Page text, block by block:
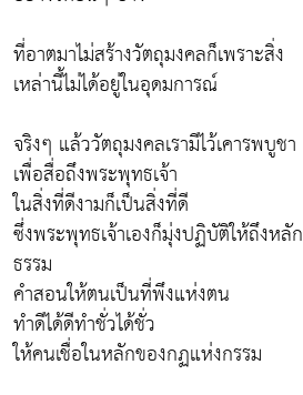
ที่อาตมาไม่สร้างวัตถุมงคลก็เพราะสิ่ง
เหล่านี้ไม่ได้อยู่ในอุดมการณ์
จริงๆ แล้ววัตถุมงคลเรามีไว้เคารพบูชา
เพื่อสื่อถึงพระพุทธเจ้า
ในสิ่งที่ดีงามก็เป็นสิ่งที่ดี
ซึ่งพระพุทธเจ้าเองก็มุ่งปฏิบัติให้ถึงหลัก
ธรรม
คำสอนให้ตนเป็นที่พึงแห่งตน
ทำดีได้ดีทำชั่วได้ชั่ว
ให้คนเชื่อในหลักของกฏแห่งกรรม